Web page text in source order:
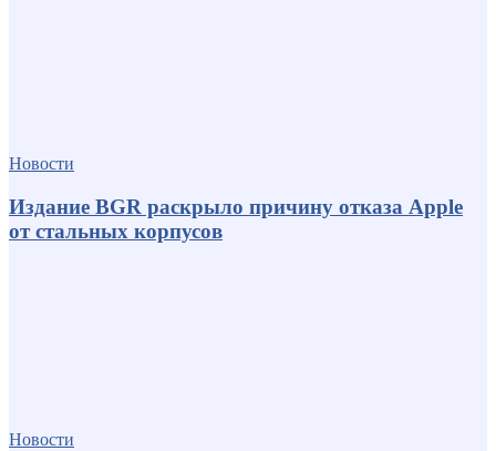
Новости
Издание BGR раскрыло причину отказа Apple
от стальных корпусов
Новости